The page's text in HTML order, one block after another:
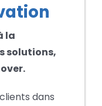
la
solutions,
dans